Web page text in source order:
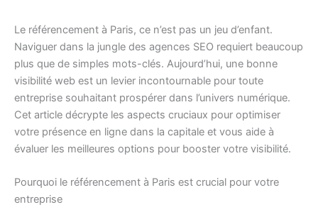
Le référencement à Paris, ce n’est pas un jeu d’enfant.
Naviguer dans la jungle des agences SEO requiert beaucoup
plus que de simples mots-clés. Aujourd’hui, une bonne
visibilité web est un levier incontournable pour toute
entreprise souhaitant prospérer dans l’univers numérique.
Cet article décrypte les aspects cruciaux pour optimiser
votre présence en ligne dans la capitale et vous aide à
évaluer les meilleures options pour booster votre visibilité.
Pourquoi le référencement à Paris est crucial pour votre
entreprise